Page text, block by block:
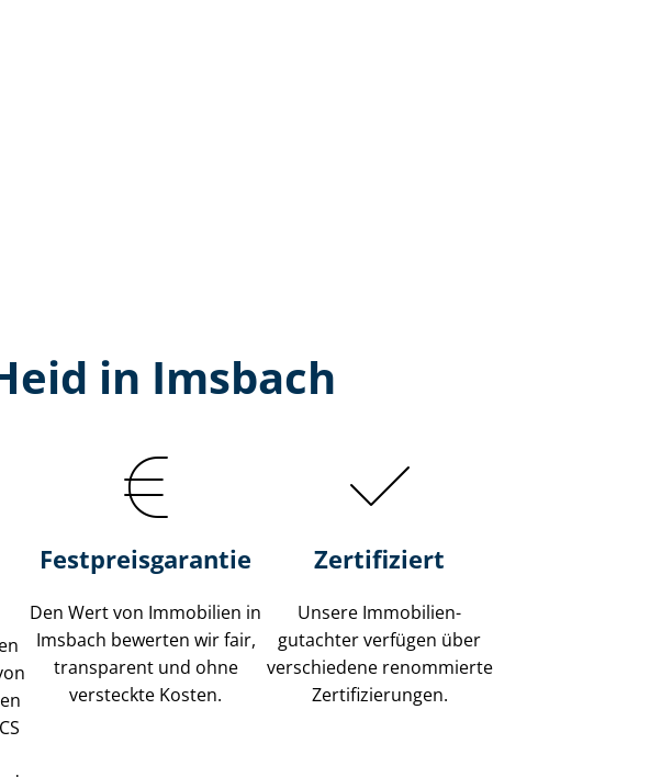
in Imsbach
Festpreis​garantie
Den Wert von Immobilien in
Imsbach bewerten wir fair,
transparent und ohne
versteckte Kosten.
Zertifiziert
Unsere Immobilien­
gutachter verfügen über
verschiedene renommierte
Zer­ti­fi­zie­run­gen.